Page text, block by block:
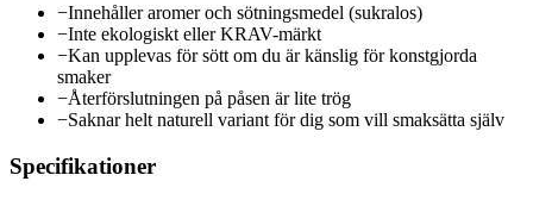
−Innehåller aromer och sötningsmedel (sukralos)
−Inte ekologiskt eller KRAV-märkt
−Kan upplevas för sött om du är känslig för konstgjorda
smaker
−Återförslutningen på påsen är lite trög
−Saknar helt naturell variant för dig som vill smaksätta själv
Specifikationer